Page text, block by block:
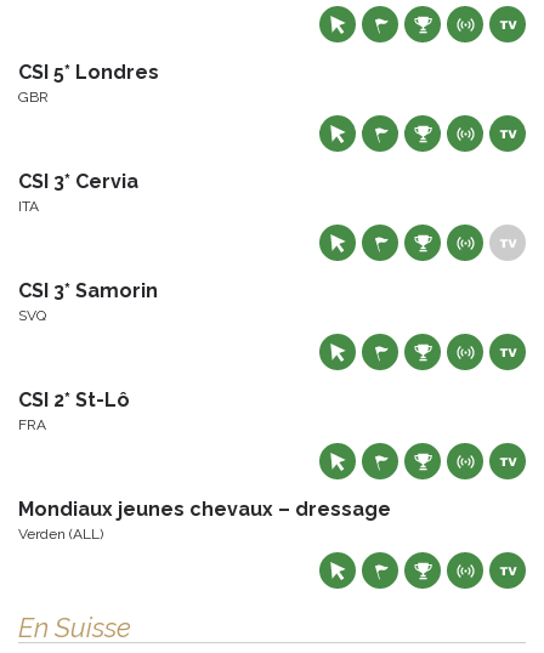
CSI 5* Londres
GBR
CSI 3* Cervia
ITA
CSI 3* Samorin
SVQ
CSI 2* St-Lô
FRA
Mondiaux jeunes chevaux – dressage
Verden (ALL)
En Suisse